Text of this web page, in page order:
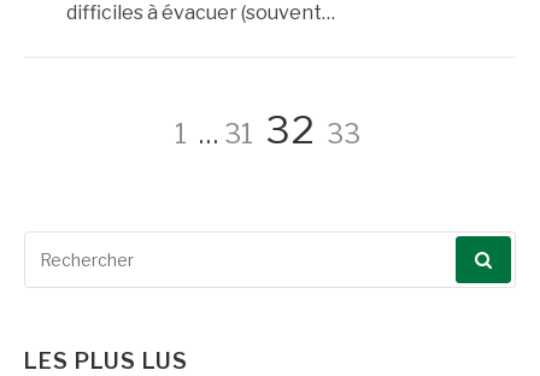
difficiles à évacuer (souvent…
Pagination
des
publications
Page
1 … Page
31 Page
32 Page
33
LES PLUS LUS